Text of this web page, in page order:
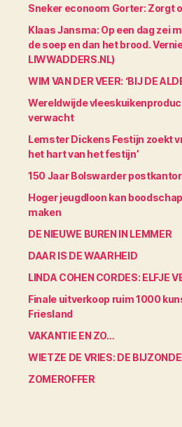
Sneker econoom Gorter: Zorgt
Klaas Jansma: Op een dag zei
de soep en dan het brood.
LIWWADDERS.NL)
WIM VAN DER VEER: ‘BIJ DE
Wereldwijde
verwacht
Lemster Dickens Festijn zoekt
het hart van het festijn’
150 Jaar Bolswarder
Hoger jeugdloon kan
maken
DE NIEUWE BUREN IN LEMMER
DAAR IS DE WAARHEID
LINDA COHEN CORDES: ELFJE
Finale uitverkoop ruim 1000
Friesland
VAKANTIE EN ZO…
WIETZE DE VRIES: DE
ZOMEROFFER